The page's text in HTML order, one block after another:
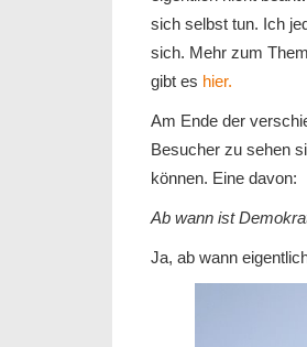
sich selbst tun. Ich
sich. Mehr zum
gibt es hier.
Am Ende der
Besucher zu sehen
können. Eine davon:
Ab wann ist
Ja, ab wann